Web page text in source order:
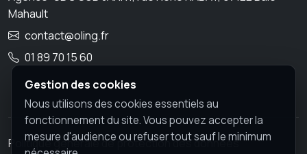
Mahault
contact@oling.fr
01 89 70 15 60
Politique générale de protection des données
Gestion des cookies
Nous utilisons des cookies essentiels au
fonctionnement du site. Vous pouvez accepter la
mesure d'audience ou refuser tout sauf le minimum